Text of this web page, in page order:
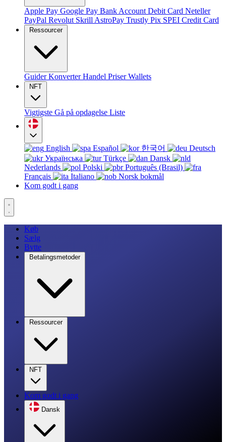
Apple Pay Google Pay Bank Account Debit Card Neteller
PayPal Revolut Skrill AstroPay Trustly Pix SPEI Credit Card
Ressourcer
GuiderKonverterHandel PriserWallets
NFT
Vigtigste Gå på opdagelse Liste
English Español 한국어
Deutsch
Українська
Türkçe
Dansk
Nederlands
Polski
Português (Brasil)
Français
Italiano
Norsk bokmål
Kom godt i gang
Køb
Sælg
Bytte
Betalingsmetoder
Ressourcer
NFT
Kom godt i gang
Dansk